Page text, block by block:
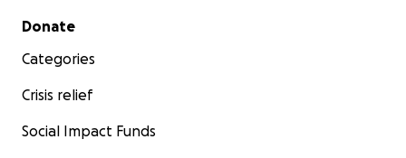
Secondary menu
Donate
Categories
Crisis relief
Social Impact Funds